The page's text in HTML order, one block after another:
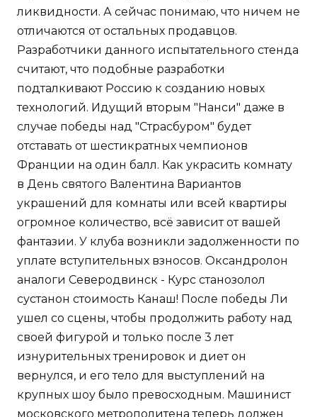
ликвидности. А сейчас понимаю, что ничем не
отличаются от остальных продавцов.
Разработчики данного испытательного стенда
считают, что подобные разработки
подталкивают Россию к созданию новых
технологий. Идущий вторым "Нанси" даже в
случае победы над "Страсбуром" будет
отставать от шестикратных чемпионов
Франции на один балл. Как украсить комнату
в День святого Валентина Вариантов
украшений для комнаты или всей квартиры
огромное количество, всё зависит от вашей
фантазии. У клуба возникли задолженности по
уплате вступительных взносов. Оксандролон
аналоги Северодвинск - Курс станозолол
сустанон стоимость Канаш! После победы Ли
ушел со сцены, чтобы продолжить работу над
своей фигурой и только после 3 лет
изнурительных тренировок и диет он
вернулся, и его тело для выступлений на
крупных шоу было превосходным. Машинист
московского метрополитена теперь должен